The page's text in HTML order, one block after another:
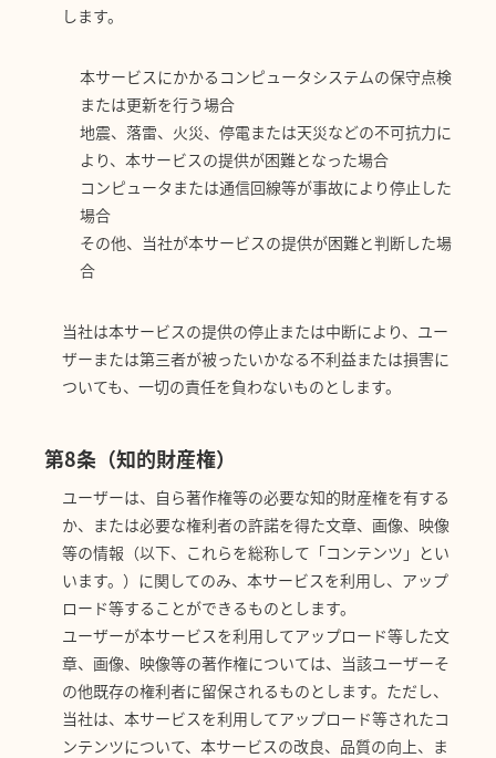
します。
本サービスにかかるコンピュータシステムの保守点検
または更新を行う場合
地震、落雷、火災、停電または天災などの不可抗力に
より、本サービスの提供が困難となった場合
コンピュータまたは通信回線等が事故により停止した
場合
その他、当社が本サービスの提供が困難と判断した場
合
当社は本サービスの提供の停止または中断により、ユー
ザーまたは第三者が被ったいかなる不利益または損害に
ついても、一切の責任を負わないものとします。
第8条（知的財産権）
ユーザーは、自ら著作権等の必要な知的財産権を有する
か、または必要な権利者の許諾を得た文章、画像、映像
等の情報（以下、これらを総称して「コンテンツ」とい
います。）に関してのみ、本サービスを利用し、アップ
ロード等することができるものとします。
ユーザーが本サービスを利用してアップロード等した文
章、画像、映像等の著作権については、当該ユーザーそ
の他既存の権利者に留保されるものとします。ただし、
当社は、本サービスを利用してアップロード等されたコ
ンテンツについて、本サービスの改良、品質の向上、ま